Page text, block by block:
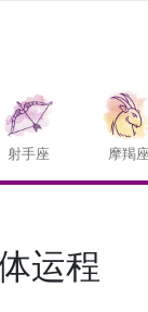
射手座 摩羯
运程